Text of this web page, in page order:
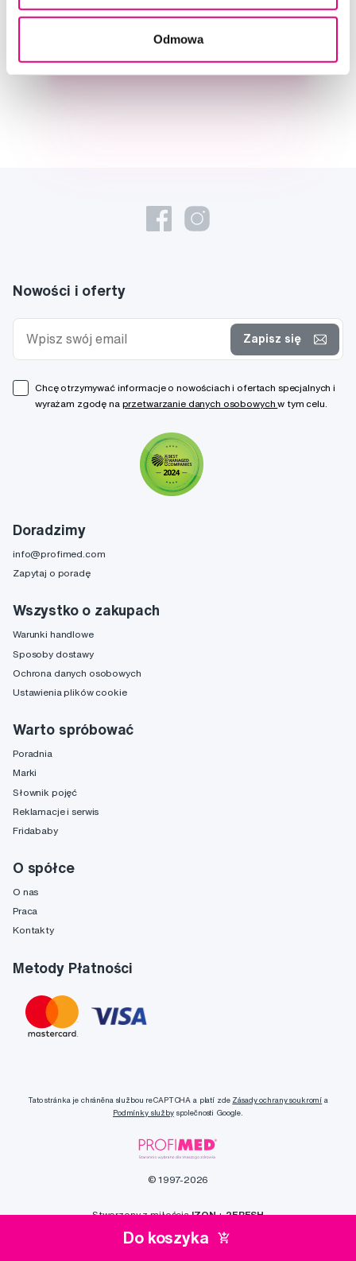
Odmowa
Do koszyka
Doradzimy
info@profimed.com
Zapytaj o poradę
Wszystko o zakupach
Warunki handlowe
Sposoby dostawy
Ochrona danych osobowych
Ustawienia plików cookie
Warto spróbować
Poradnia
Marki
Słownik pojęć
Reklamacje i serwis
Fridababy
O spółce
O nas
Praca
Kontakty
Metody Płatności
Nowości i oferty
Zapisz się
Chcę otrzymywać informacje o nowościach i ofertach specjalnych i
wyrażam zgodę na przetwarzanie danych osobowychw tym celu.
Tato stránka je chráněna službou reCAPTCHA a platí zde Zásady ochrany soukromí a
Podmínky službyspolečnosti Google.
© 1997-2026
Stworzony z miłościąIZON+2FRESH